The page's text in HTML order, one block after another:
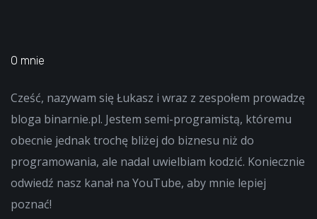
O mnie
Cześć, nazywam się Łukasz i wraz z zespołem prowadzę
bloga binarnie.pl. Jestem semi-programistą, któremu
obecnie jednak trochę bliżej do biznesu niż do
programowania, ale nadal uwielbiam kodzić. Koniecznie
odwiedź nasz kanał na YouTube, aby mnie lepiej
poznać!